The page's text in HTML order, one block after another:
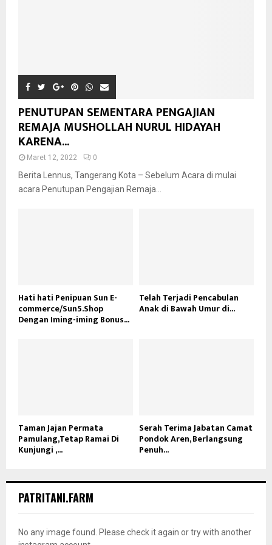
PENUTUPAN SEMENTARA PENGAJIAN
REMAJA MUSHOLLAH NURUL HIDAYAH
KARENA...
Maret 12, 2022 0
Berita Lennus, Tangerang Kota – Sebelum Acara di mulai
acara Penutupan Pengajian Remaja...
Hati hati Penipuan Sun E-
commerce/Sun5.Shop
Dengan Iming-iming Bonus...
Telah Terjadi Pencabulan
Anak di Bawah Umur di...
Taman Jajan Permata
Pamulang,Tetap Ramai Di
Kunjungi ,...
Serah Terima Jabatan Camat
Pondok Aren, Berlangsung
Penuh...
PATRITANI.FARM
No any image found. Please check it again or try with another